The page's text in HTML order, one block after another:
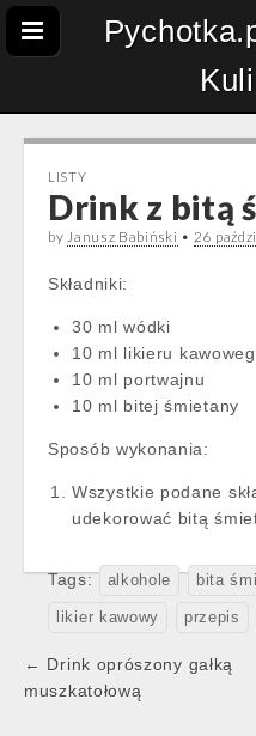
LISTY
Drink z bitą
byJanusz Babiński • 26
Składniki:
30 ml wódki
10 ml likieru
10 ml portwajnu
10 ml bitej śmietany
Sposób wykonania:
Wszystkie podane
udekorować bitą
Tags: alkohole bita
likier kawowy przepis
Post
navigation
← Drink oprószony gałką
muszkatołową